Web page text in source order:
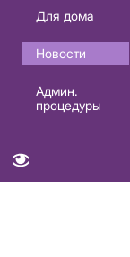
Основная
навигация
RU
Для дома
Новости
Админ.
процедуры